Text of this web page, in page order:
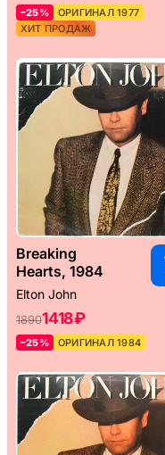
–25%
ОРИГИНАЛ 1977
ХИТ ПРОДАЖ
Breaking
Hearts, 1984
Elton John
18901418 ₽
–25% ОРИГИНАЛ 1984